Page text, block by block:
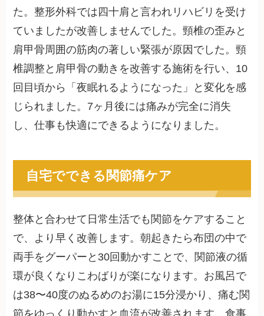
た。整形外科では四十肩と言われリハビリを受け
ていましたが改善しませんでした。頸椎の歪みと
肩甲骨周囲の筋肉の著しい緊張が原因でした。頸
椎調整と肩甲骨の動きを改善する施術を行い、10
回目頃から「夜眠れるようになった」と変化を感
じられました。7ヶ月後には痛みが完全に消失
し、仕事も快適にできるようになりました。
自宅でできる関節痛ケア
整体と合わせて日常生活でも関節をケアすること
で、より早く改善します。朝起きたら布団の中で
両手をグーパーと30回動かすことで、関節液の循
環が良くなりこわばりが楽になります。お風呂で
は38〜40度のぬるめのお湯に15分浸かり、痛む関